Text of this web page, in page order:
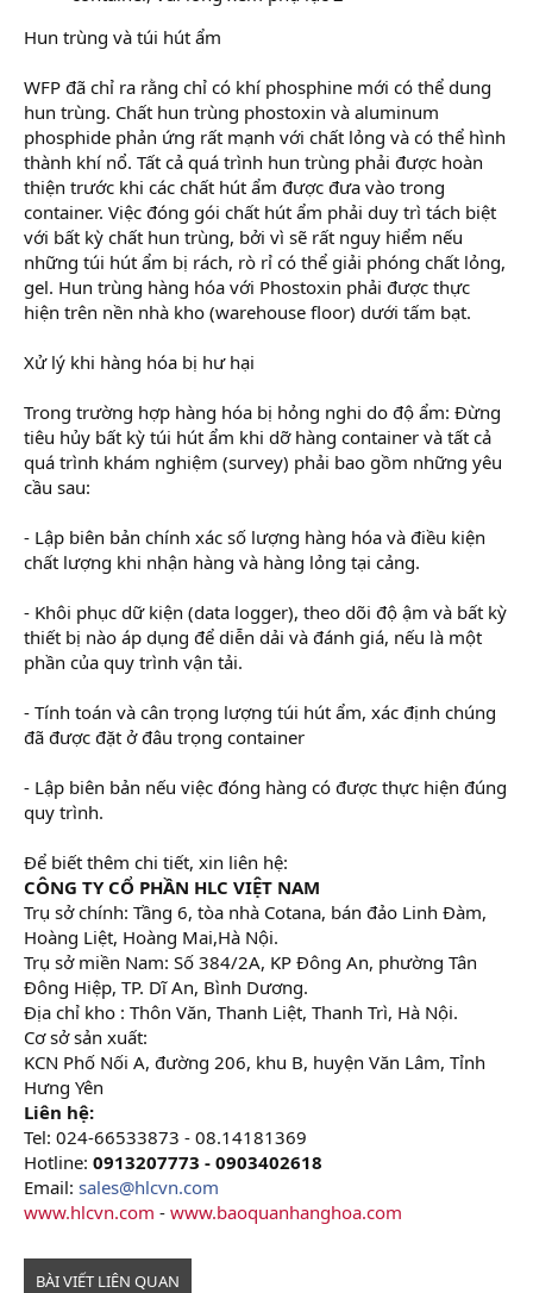
Hun trùng và túi hút ẩm
WFP đã chỉ ra rằng chỉ có khí phosphine mới có thể dung
hun trùng. Chất hun trùng phostoxin và aluminum
phosphide phản ứng rất mạnh với chất lỏng và có thể hình
thành khí nổ. Tất cả quá trình hun trùng phải được hoàn
thiện trước khi các chất hút ẩm được đưa vào trong
container. Việc đóng gói chất hút ẩm phải duy trì tách biệt
với bất kỳ chất hun trùng, bởi vì sẽ rất nguy hiểm nếu
những túi hút ẩm bị rách, rò rỉ có thể giải phóng chất lỏng,
gel. Hun trùng hàng hóa với Phostoxin phải được thực
hiện trên nền nhà kho (warehouse floor) dưới tấm bạt.
Xử lý khi hàng hóa bị hư hại
Trong trường hợp hàng hóa bị hỏng nghi do độ ẩm: Đừng
tiêu hủy bất kỳ túi hút ẩm khi dỡ hàng container và tất cả
quá trình khám nghiệm (survey) phải bao gồm những yêu
cầu sau:
- Lập biên bản chính xác số lượng hàng hóa và điều kiện
chất lượng khi nhận hàng và hàng lỏng tại cảng.
- Khôi phục dữ kiện (data logger), theo dõi độ ậm và bất kỳ
thiết bị nào áp dụng để diễn dải và đánh giá, nếu là một
phần của quy trình vận tải.
- Tính toán và cân trọng lượng túi hút ẩm, xác định chúng
đã được đặt ở đâu trọng container
- Lập biên bản nếu việc đóng hàng có được thực hiện đúng
quy trình.
Để biết thêm chi tiết, xin liên hệ:
CÔNG TY CỔ PHẦN HLC VIỆT NAM
Trụ sở chính: Tầng 6, tòa nhà Cotana, bán đảo Linh Đàm,
Hoàng Liệt, Hoàng Mai,Hà Nội.
Trụ sở miền Nam: Số 384/2A, KP Đông An, phường Tân
Đông Hiệp, TP. Dĩ An, Bình Dương.
Địa chỉ kho : Thôn Văn, Thanh Liệt, Thanh Trì, Hà Nội.
Cơ sở sản xuất:
KCN Phố Nối A, đường 206, khu B, huyện Văn Lâm, Tỉnh
Hưng Yên
Liên hệ:
Tel: 024-66533873 - 08.14181369
Hotline: 0913207773 - 0903402618
Email: sales@hlcvn.com
www.hlcvn.com - www.baoquanhanghoa.com
BÀI VIẾT LIÊN QUAN